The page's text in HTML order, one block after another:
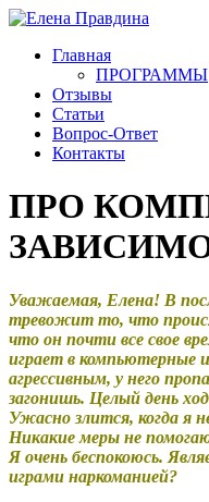
Главная
ПРОГРАММЫ
Отзывы
Статьи
Вопрос-Ответ
Контакты
ПРО
Уважаемая, Елена! В
тревожит то, что
что он почти все свое
играет в компьютерные
агрессивным, у него
загонишь. Целый день
Ужасно злится, когда я
Никакие меры не
Я очень беспокоюсь.
играми наркоманией?